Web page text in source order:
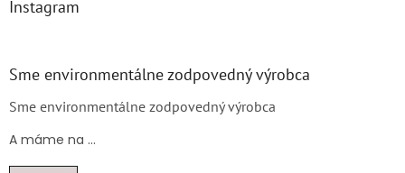
Instagram
Sme environmentálne zodpovedný výrobca
Sme environmentálne zodpovedný výrobca
A máme na ...